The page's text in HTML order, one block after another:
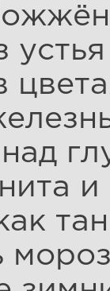
и